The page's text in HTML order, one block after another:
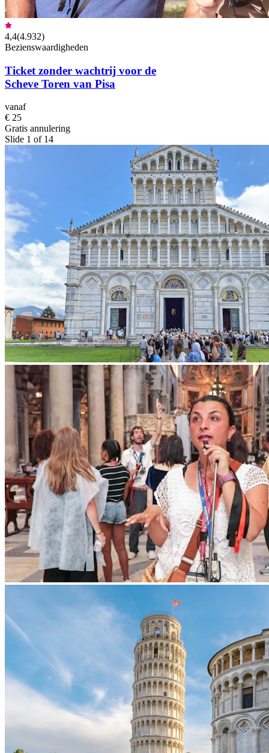
4,4(4.932)
Bezienswaardigheden
Ticket zonder wachtrij voor de
Scheve Toren van Pisa
vanaf
€ 25
Gratis annulering
Slide 1 of 14